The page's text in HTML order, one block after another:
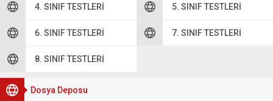
4. SINIF TESTLERI 5. SINIF TESTLERI
6. SINIF TESTLERI 7. SINIF TESTLERI
8. SINIF TESTLERI
Dosya Deposu